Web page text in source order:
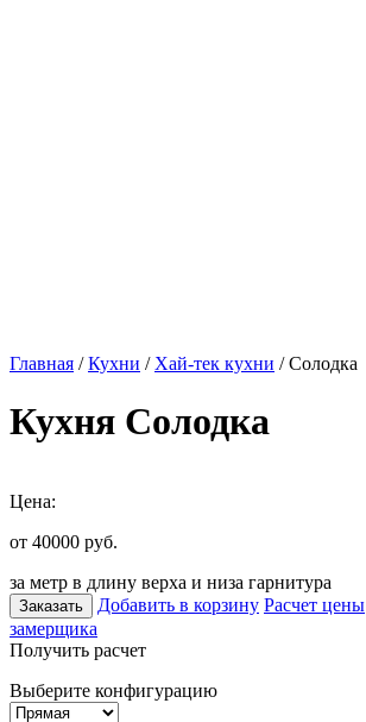
Главная /Кухни / Хай-тек кухни / Солодка
Кухня Солодка
Цена:
от 40000 руб.
за метр в длину верха и низа гарнитура
Заказать Добавить в корзину Расчет цены
замерщика
Получить расчет
Выберите конфигурацию